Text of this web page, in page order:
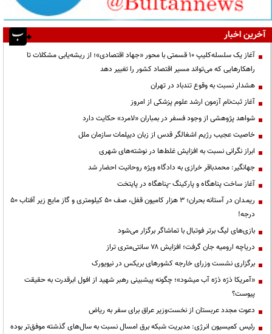
آخرین اخبار
آغاز یک سلسله‌کلیپ ۱۰ قسمتی با محور «جهاد اقتصادی»؛ از ریشه‌یابی مشکلات تا
راهکارهایی که می‌تواند مسیر اقتصاد کشور را تغییر دهد
هشدار نسبت به وقوع تندباد در تهران
آغاز ثبت‌نام آزمون ارشد علوم پزشکی از امروز
شواهد پژوهشی از وجود فسفر در بمباران «لامرد» حکایت دارد
خاصیت عجیب رژیم اشغالگر قدس از زبان دیپلمات سازمان ملل
ابراز نگرانی نسبت به افزایش غلط‌ها در نوشته‌های شهری
جهانگیر: محمدباقر خرازی به دادگاه ویژه روحانیت احضار شد
آغاز ساخت پناهگاه و پارکینگ -پناهگاه در پایتخت
ریمـدان در آستانه بحران؛ ۳ هزار کامیون قفل، صف ۵۰ کیلومتری و گاز مایع زیر آفتاب ۵۰
درجه!
بازی‌های لیگ برتر فوتبال با تماشاگر برگزار می‌شود
دریاچه ارومیه جان گرفت؛ افزایش ۷۸ سانتی‌متری تراز
برگزاری نشست وزرای خارجه کشورهای بریکس در نیویورک
«آمریکا ذرّه ذرّه آب میشود»؛ چگونه پیشبینی رهبر شهید از افول ابرقدرت به حقیقت
پیوست؟
دعوت مجدد عربستان از نخست‌وزیر عراق برای سفر به ریاض
رئیس کمیسیون انرژی: مدیریت شبکه برق امسال نسبت به سال‌های گذشته موفق‌تر بوده